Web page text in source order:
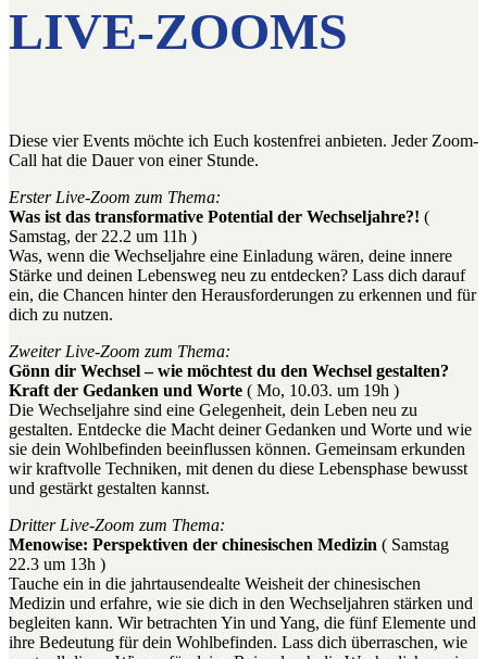
LIVE-ZOOMS
Diese vier Events möchte ich Euch kostenfrei anbieten. Jeder Zoom-
Call hat die Dauer von einer Stunde.
Erster Live-Zoom zum Thema:
Was ist das transformative Potential der Wechseljahre?! (
Samstag, der 22.2 um 11h )
Was, wenn die Wechseljahre eine Einladung wären, deine innere
Stärke und deinen Lebensweg neu zu entdecken? Lass dich darauf
ein, die Chancen hinter den Herausforderungen zu erkennen und für
dich zu nutzen.
Zweiter Live-Zoom zum Thema:
Gönn dir Wechsel – wie möchtest du den Wechsel gestalten?
Kraft der Gedanken und Worte ( Mo, 10.03. um 19h )
Die Wechseljahre sind eine Gelegenheit, dein Leben neu zu
gestalten. Entdecke die Macht deiner Gedanken und Worte und wie
sie dein Wohlbefinden beeinflussen können. Gemeinsam erkunden
wir kraftvolle Techniken, mit denen du diese Lebensphase bewusst
und gestärkt gestalten kannst.
Dritter Live-Zoom zum Thema:
Menowise: Perspektiven der chinesischen Medizin ( Samstag
22.3 um 13h )
Tauche ein in die jahrtausendealte Weisheit der chinesischen
Medizin und erfahre, wie sie dich in den Wechseljahren stärken und
begleiten kann. Wir betrachten Yin und Yang, die fünf Elemente und
ihre Bedeutung für dein Wohlbefinden. Lass dich überraschen, wie